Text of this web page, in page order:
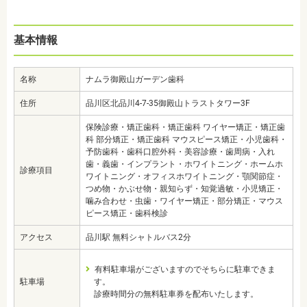
基本情報
名称 ナムラ御殿山ガーデン歯科
住所 品川区北品川4-7-35御殿山トラストタワー3F
診療項目
保険診療・矯正歯科・矯正歯科 ワイヤー矯正・矯正歯
科 部分矯正・矯正歯科 マウスピース矯正・小児歯科・
予防歯科・歯科口腔外科・美容診療・歯周病・入れ
歯・義歯・インプラント・ホワイトニング・ホームホ
ワイトニング・オフィスホワイトニング・顎関節症・
つめ物・かぶせ物・親知らず・知覚過敏・小児矯正・
噛み合わせ・虫歯・ワイヤー矯正・部分矯正・マウス
ピース矯正・歯科検診
アクセス 品川駅 無料シャトルバス2分
駐車場
有料駐車場がございますのでそちらに駐車できま
す。
診療時間分の無料駐車券を配布いたします。